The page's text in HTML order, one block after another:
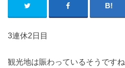
3連休2日目
観光地は賑わっているそうですね